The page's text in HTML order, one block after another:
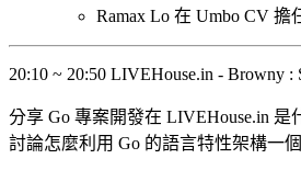
Ramax Lo 在 Umbo CV
20:10 ~ 20:50 LIVEHouse.in - Browny :
分享 Go 專案開發在 LIVEHouse.in
討論怎麼利用 Go 的語言特性架構一